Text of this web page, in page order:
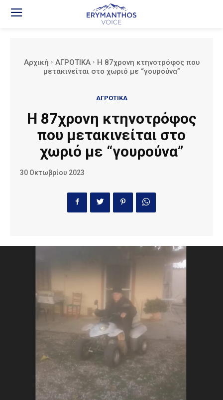
Αρχική ΑΓΡΟΤΙΚΑ
Η 87χρονη κτηνοτρόφος που
μετακινείται στο χωριό με “γουρούνα”
ΑΓΡΟΤΙΚΑ
Η 87χρονη κτηνοτρόφος
που μετακινείται στο
χωριό με “γουρούνα”
30 Οκτωβρίου 2023